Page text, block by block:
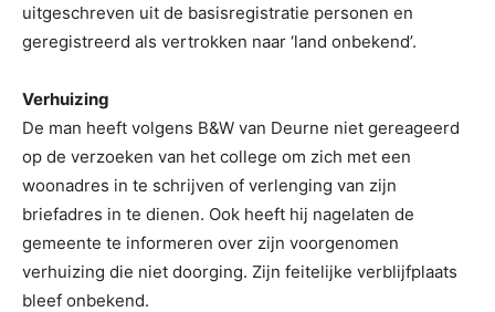
uitgeschreven uit de basisregistratie personen en
geregistreerd als vertrokken naar ‘land onbekend’.
Verhuizing
De man heeft volgens B&W van Deurne niet gereageerd
op de verzoeken van het college om zich met een
woonadres in te schrijven of verlenging van zijn
briefadres in te dienen. Ook heeft hij nagelaten de
gemeente te informeren over zijn voorgenomen
verhuizing die niet doorging. Zijn feitelijke verblijfplaats
bleef onbekend.